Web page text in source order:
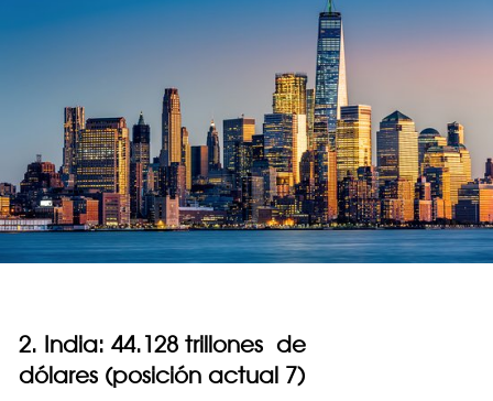
2. India: 44.128 trillones de
dólares (posición actual 7)